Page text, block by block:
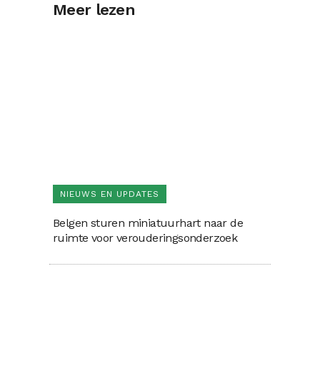
Meer lezen
NIEUWS EN UPDATES
Belgen sturen miniatuurhart naar de
ruimte voor verouderingsonderzoek